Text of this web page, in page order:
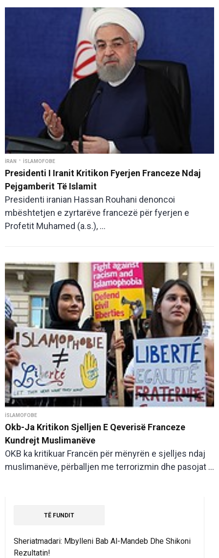
İRAN • İSLAMOFOBE
Presidenti I Iranit Kritikon Fyerjen Franceze Ndaj
Pejgamberit Të Islamit
Presidenti iranian Hassan Rouhani denoncoi
mbështetjen e zyrtarëve francezë për fyerjen e
Profetit Muhamed (a.s.), ...
İSLAMOFOBE
Okb-Ja Kritikon Sjelljen E Qeverisë Franceze
Kundrejt Muslimanëve
OKB ka kritikuar Francën për mënyrën e sjelljes ndaj
muslimanëve, përballjen me terrorizmin dhe pasojat ...
TË FUNDIT
Sheriatmadari: Mbylleni Bab Al-Mandeb Dhe Shikoni
Rezultatin!